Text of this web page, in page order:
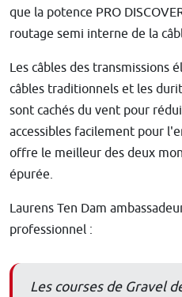
que la potence PRO
routage semi interne de la
Les câbles des transmissions
câbles traditionnels et les
sont cachés du vent pour
accessibles facilement pour
offre le meilleur des deux
épurée.
Laurens Ten Dam
professionnel :
Les courses de Gravel